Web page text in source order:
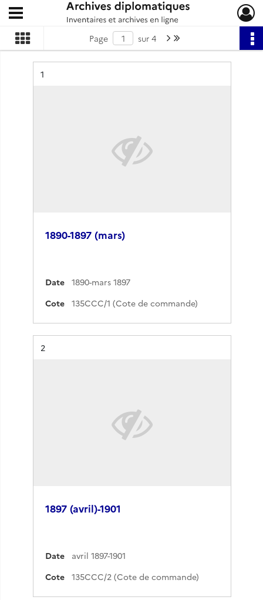
Archives diplomatiques
Ouvrir le menu déroulant
Page sur 4 Page suivante : 1/4
Résultat n°
1
1890-1897 (mars)
Date
1890-mars 1897
Cote
135CCC/1 (Cote de commande)
Résultat n°
2
1897 (avril)-1901
Date
avril 1897-1901
Cote
135CCC/2 (Cote de commande)